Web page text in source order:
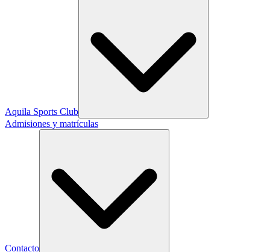
Aquila Sports Club
Admisiones y matrículas
Contacto